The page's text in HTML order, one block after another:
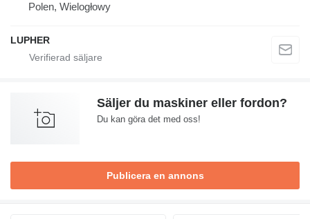
Polen, Wielogłowy
LUPHER
Säljer du maskiner eller fordon?
Du kan göra det med oss!
Publicera en annons